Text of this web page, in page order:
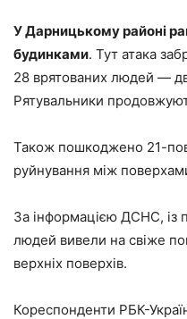
У Дарницькому районі
будинками. Тут атака
28 врятованих людей —
Рятувальники
Також пошкоджено 21-
руйнування між
За інформацією ДСНС, із
людей вивели на свіже
верхніх поверхів.
Кореспонденти РБК-